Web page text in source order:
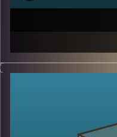
מאיר ג׳בדנפר, איראן
אלים שבו נהרגו
איראן היום, איך
מרגיש מאוים, ואיך כל